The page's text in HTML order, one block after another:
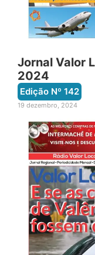
Jornal Valor
2024
Edição Nº 142
19 dezembro, 2024